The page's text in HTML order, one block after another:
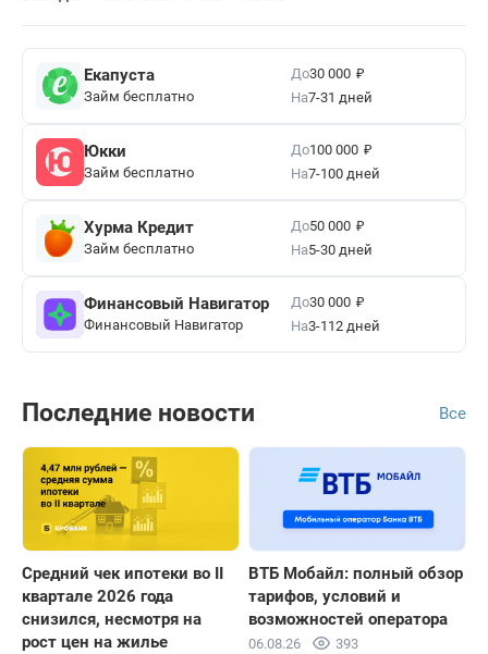
Екапуста
Займ бесплатно
До30 000 ₽
На7-31 дней
Юкки
Займ бесплатно
До100 000 ₽
На7-100 дней
Хурма Кредит
Займ бесплатно
До50 000 ₽
На5-30 дней
Финансовый Навигатор
Финансовый Навигатор
До30 000 ₽
На3-112 дней
Последние новости Все
Средний чек ипотеки во II
квартале 2026 года
снизился, несмотря на
рост цен на жилье
ВТБ Мобайл: полный обзор
тарифов, условий и
возможностей оператора
06.08.26 393